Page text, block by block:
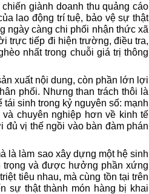
giành doanh thu quảng cáo
lao động trí tuệ, bảo vệ sự thật
ngày càng chi phối nhận thức xã
trực tiếp đi hiện trường, điều tra,
nhất trong chuỗi giá trị thông
xuất nội dung, còn phần lớn lợi
phối. Nhưng than trách thôi là
sinh trong kỷ nguyên số: mạnh
chuyên nghiệp hơn về kinh tế
đủ vị thế ngồi vào bàn đàm phán
là làm sao xây dựng một hệ sinh
trọng và được hưởng phần xứng
tiêu nhau, mà cùng tồn tại trên
sự thật thành món hàng bị khai